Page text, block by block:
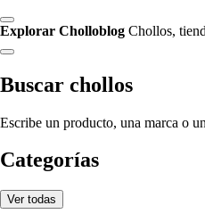
Explorar Cholloblog Chollos,
Buscar chollos
Escribe un producto, una marca o
Categorías
Ver todas